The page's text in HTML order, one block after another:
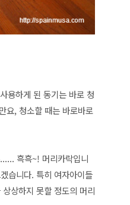
용하게 된 동기는 바로 청
요, 청소할 때는 바로바로
흑흑~! 머리카락입니
습니다. 특히 여자아이들
상하지 못할 정도의 머리